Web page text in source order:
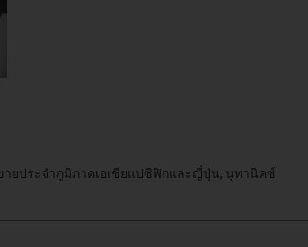
ายประจำภูมิภาคเอเชียแปซิฟิกและญี่ปุ่น, นูทานิคซ์